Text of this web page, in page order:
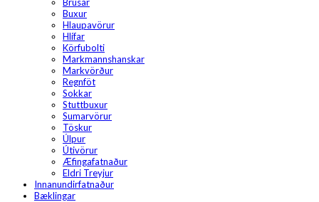
Buxur
Hlaupavörur
Hlífar
Körfubolti
Markmannshanskar
Markvörður
Regnföt
Sokkar
Stuttbuxur
Sumarvörur
Töskur
Úlpur
Útivörur
Æfingafatnaður
Eldri Treyjur
Innanundirfatnaður
Bæklingar